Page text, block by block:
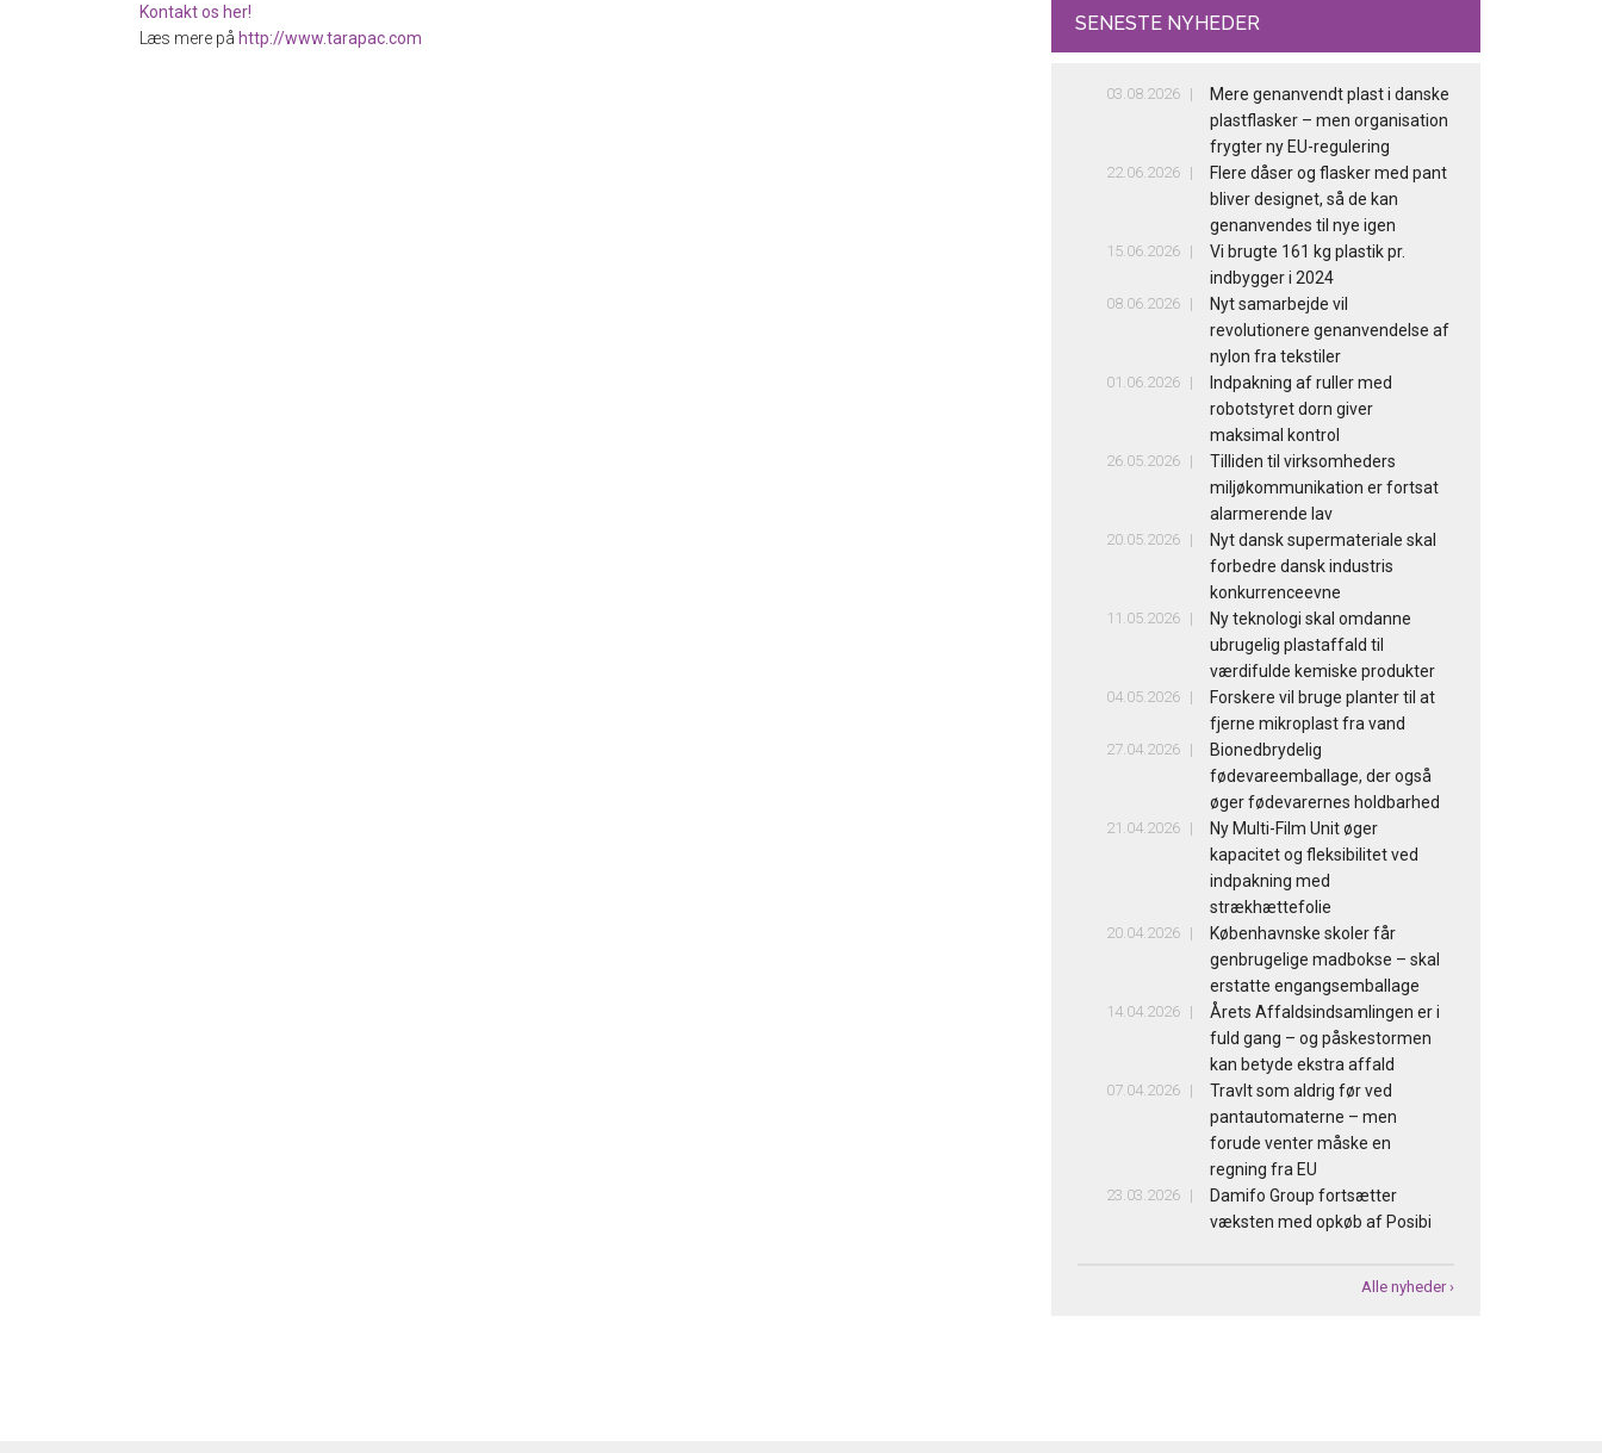
Kontakt os her!
Læs mere på http://www.tarapac.com
SENESTE NYHEDER
03.08.2026
Mere genanvendt plast i danske
plastflasker – men organisation
frygter ny EU-regulering
22.06.2026
Flere dåser og flasker med pant
bliver designet, så de kan
genanvendes til nye igen
15.06.2026
Vi brugte 161 kg plastik pr.
indbygger i 2024
08.06.2026
Nyt samarbejde vil
revolutionere genanvendelse af
nylon fra tekstiler
01.06.2026
Indpakning af ruller med
robotstyret dorn giver
maksimal kontrol
26.05.2026
Tilliden til virksomheders
miljøkommunikation er fortsat
alarmerende lav
20.05.2026
Nyt dansk supermateriale skal
forbedre dansk industris
konkurrenceevne
11.05.2026
Ny teknologi skal omdanne
ubrugelig plastaffald til
værdifulde kemiske produkter
04.05.2026
Forskere vil bruge planter til at
fjerne mikroplast fra vand
27.04.2026
Bionedbrydelig
fødevareemballage, der også
øger fødevarernes holdbarhed
21.04.2026
Ny Multi-Film Unit øger
kapacitet og fleksibilitet ved
indpakning med
strækhættefolie
20.04.2026
Københavnske skoler får
genbrugelige madbokse – skal
erstatte engangsemballage
14.04.2026
Årets Affaldsindsamlingen er i
fuld gang – og påskestormen
kan betyde ekstra affald
07.04.2026
Travlt som aldrig før ved
pantautomaterne – men
forude venter måske en
regning fra EU
23.03.2026
Damifo Group fortsætter
væksten med opkøb af Posibi
Alle nyheder ›